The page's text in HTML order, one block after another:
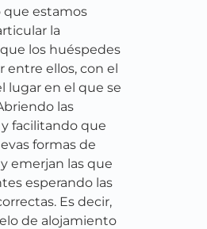
que estamos
la
los huéspedes
entre ellos, con el
lugar en el que se
las
facilitando que
formas de
emerjan las que
esperando las
Es decir,
de alojamiento